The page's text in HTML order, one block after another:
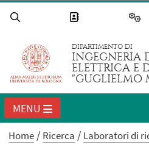
DIPARTIMENTO DI
INGEGNERIA
ELETTRICA E
"GUGLIELMO
MENU
Home Ricerca Laboratori di